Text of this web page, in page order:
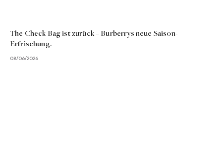
The Check Bag ist zurück – Burberrys neue Saison-
Erfrischung.
08/06/2026